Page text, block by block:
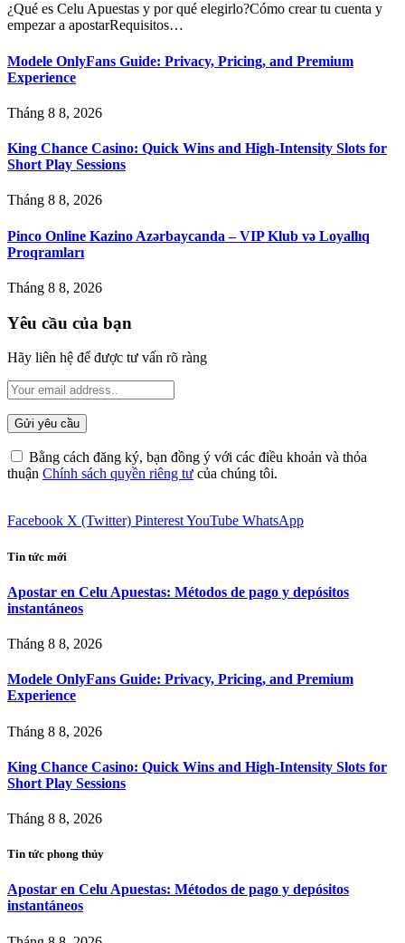
¿Qué es Celu Apuestas y por qué elegirlo?Cómo crear tu cuenta y
empezar a apostarRequisitos…
Modele OnlyFans Guide: Privacy, Pricing, and Premium
Experience
Tháng 8 8, 2026
King Chance Casino: Quick Wins and High-Intensity Slots for
Short Play Sessions
Tháng 8 8, 2026
Pinco Online Kazino Azərbaycanda – VIP Klub və Loyallıq
Proqramları
Tháng 8 8, 2026
Yêu cầu của bạn
Hãy liên hệ để được tư vấn rõ ràng
Bằng cách đăng ký, bạn đồng ý với các điều khoản và thỏa
thuận Chính sách quyền riêng tư của chúng tôi.
Facebook X (Twitter) PinterestYouTube WhatsApp
Tin tức mới
Apostar en Celu Apuestas: Métodos de pago y depósitos
instantáneos
Tháng 8 8, 2026
Modele OnlyFans Guide: Privacy, Pricing, and Premium
Experience
Tháng 8 8, 2026
King Chance Casino: Quick Wins and High-Intensity Slots for
Short Play Sessions
Tháng 8 8, 2026
Tin tức phong thủy
Apostar en Celu Apuestas: Métodos de pago y depósitos
instantáneos